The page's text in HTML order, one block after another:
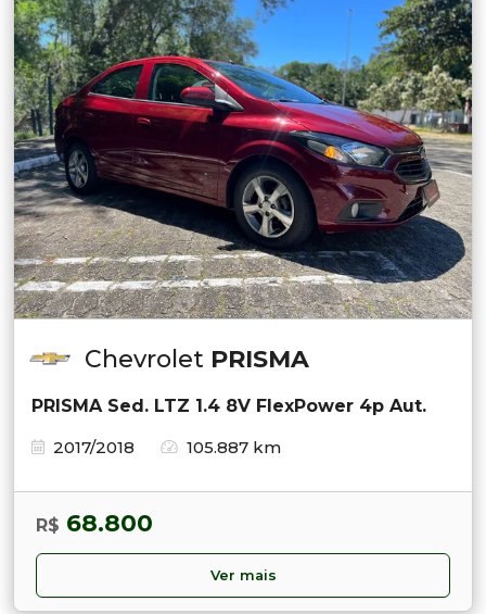
Chevrolet PRISMA
PRISMA Sed. LTZ 1.4 8V FlexPower 4p Aut.
2017/2018
105.887 km
R$ 68.800
Ver mais